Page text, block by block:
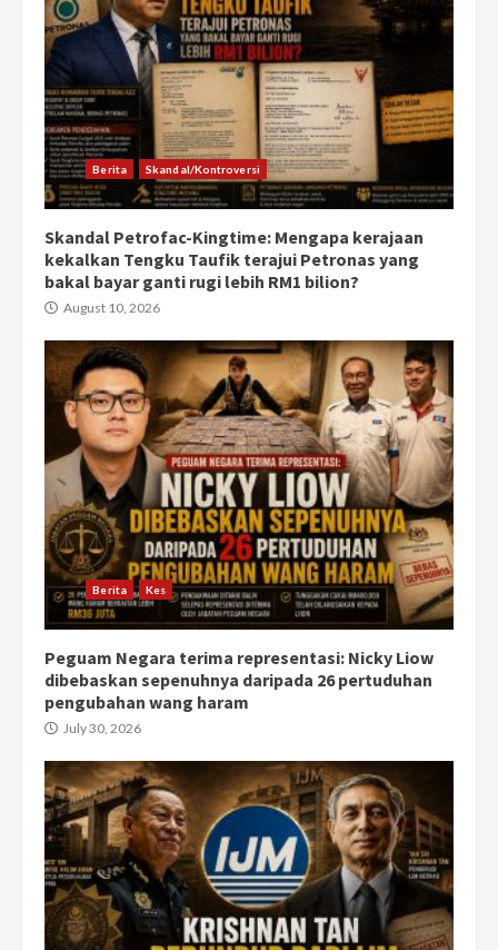
Berita Skandal/Kontroversi
Skandal Petrofac-Kingtime: Mengapa kerajaan
kekalkan Tengku Taufik terajui Petronas yang
bakal bayar ganti rugi lebih RM1 bilion?
August 10, 2026
Berita Kes
Peguam Negara terima representasi: Nicky Liow
dibebaskan sepenuhnya daripada 26 pertuduhan
pengubahan wang haram
July 30, 2026